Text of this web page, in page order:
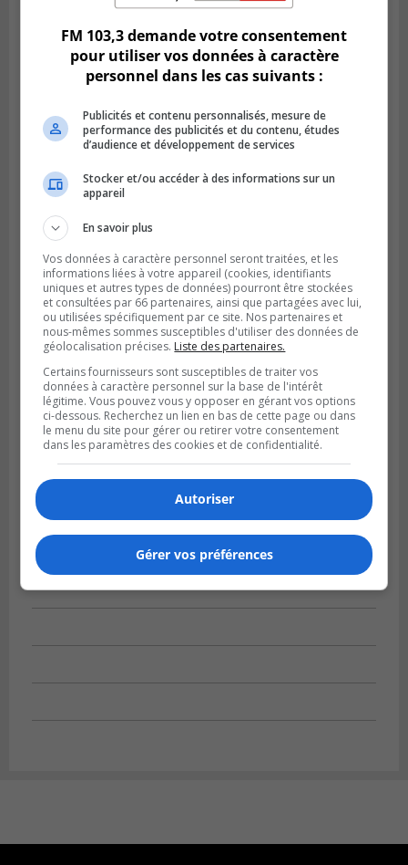
FM 103,3 demande votre consentement
pour utiliser vos données à caractère
personnel dans les cas suivants :
Publicités et contenu personnalisés, mesure de
performance des publicités et du contenu, études
d’audience et développement de services
Stocker et/ou accéder à des informations sur un
appareil
En savoir plus
Vos données à caractère personnel seront traitées, et les
informations liées à votre appareil (cookies, identifiants
uniques et autres types de données) pourront être stockées
et consultées par 66 partenaires, ainsi que partagées avec lui,
ou utilisées spécifiquement par ce site. Nos partenaires et
nous-mêmes sommes susceptibles d'utiliser des données de
géolocalisation précises. Liste des partenaires.
Certains fournisseurs sont susceptibles de traiter vos
données à caractère personnel sur la base de l'intérêt
légitime. Vous pouvez vous y opposer en gérant vos options
ci-dessous. Recherchez un lien en bas de cette page ou dans
le menu du site pour gérer ou retirer votre consentement
dans les paramètres des cookies et de confidentialité.
Autoriser
Gérer vos préférences